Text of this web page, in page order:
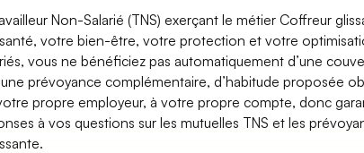
Non-Salarié (TNS) exerçant le métier Coffreur
votre bien-être, votre protection et votre
vous ne bénéficiez pas automatiquement d’une
prévoyance complémentaire, d’habitude proposée
propre employeur, à votre propre compte, donc
à vos questions sur les mutuelles TNS et les